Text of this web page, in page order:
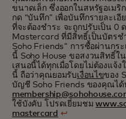
ขนาดเล็ก ซึ่งออกในสหรัฐอเม
กด “บันทึก” เพื่อบันทึกรายละเ
ที่จะต้องชำระ จะถูกปรับเป็น 0
Mastercard ที่มีสิทธิ์เป็นบัตรช
Soho Friends" การซื้อผ่านกร
นี้ Soho House ขอสงวนสิทธิ์ใ
เสนอนี้ได้ทุกเมื่อโดยไม่ต้องแจ้
นี้ ถือว่าคุณยอมรับเงื่อนไขของ
บัญชี Soho Friends ของคุณได้
ใช้บังคับ โปรดเยี่ยมชม
mastercard ↩